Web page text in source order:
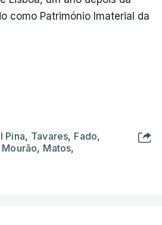
como Património Imaterial da
Pina, Tavares, Fado,
Mourão, Matos,